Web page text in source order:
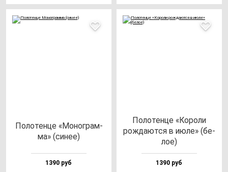
Поло­тен­це «Моног­рам­
ма» (си­нее)
1390 руб
Поло­тен­це «Коро­ли
рож­да­ют­ся в июле» (бе­
лое)
1390 руб